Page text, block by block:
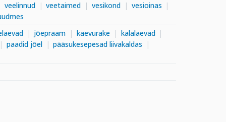
veelinnud
veetaimed vesikond
vesioinas
jõepraam kaevurake
kalalaevad
paadid jõel
pääsukesepesad liivakaldas